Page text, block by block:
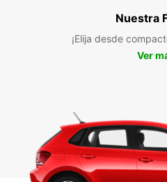
Nuestra
¡Elija desde
Ver